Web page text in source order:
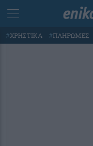
#ΧΡΗΣΤΙΚΑ #ΠΛΗΡΩΜΕΣ